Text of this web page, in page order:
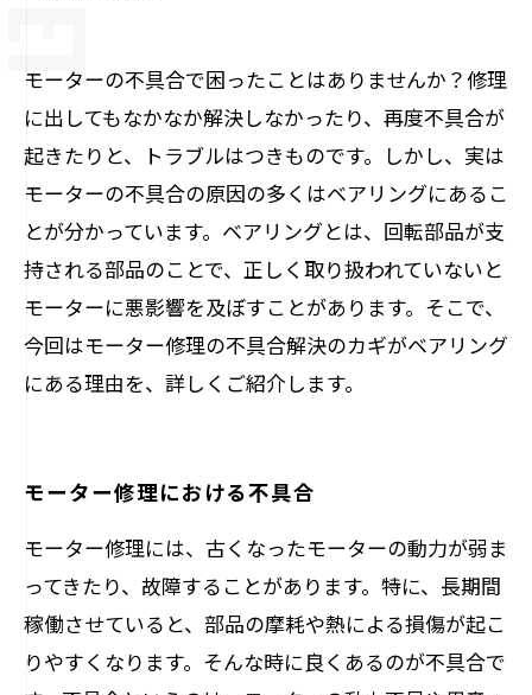
モーターの不具合で困ったことはありませんか？修理
に出してもなかなか解決しなかったり、再度不具合が
起きたりと、トラブルはつきものです。しかし、実は
モーターの不具合の原因の多くはベアリングにあるこ
とが分かっています。ベアリングとは、回転部品が支
持される部品のことで、正しく取り扱われていないと
モーターに悪影響を及ぼすことがあります。そこで、
今回はモーター修理の不具合解決のカギがベアリング
にある理由を、詳しくご紹介します。
モーター修理における不具合
モーター修理には、古くなったモーターの動力が弱ま
ってきたり、故障することがあります。特に、長期間
稼働させていると、部品の摩耗や熱による損傷が起こ
りやすくなります。そんな時に良くあるのが不具合で